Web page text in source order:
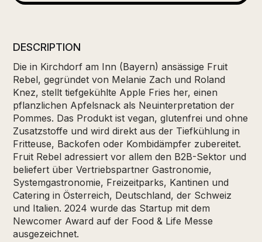
DESCRIPTION
Die in Kirchdorf am Inn (Bayern) ansässige Fruit
Rebel, gegründet von Melanie Zach und Roland
Knez, stellt tiefgekühlte Apple Fries her, einen
pflanzlichen Apfelsnack als Neuinterpretation der
Pommes. Das Produkt ist vegan, glutenfrei und ohne
Zusatzstoffe und wird direkt aus der Tiefkühlung in
Fritteuse, Backofen oder Kombidämpfer zubereitet.
Fruit Rebel adressiert vor allem den B2B-Sektor und
beliefert über Vertriebspartner Gastronomie,
Systemgastronomie, Freizeitparks, Kantinen und
Catering in Österreich, Deutschland, der Schweiz
und Italien. 2024 wurde das Startup mit dem
Newcomer Award auf der Food & Life Messe
ausgezeichnet.